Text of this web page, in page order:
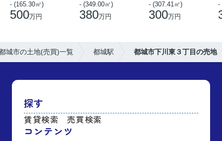
- (165.30㎡)
500万円
- (349.00㎡)
380万円
- (307.41㎡)
300万円
-
城市の土地(売買)一覧 都城駅 都城市下川東３丁目の売地
探す
賃貸検索 売買検索
コンテンツ